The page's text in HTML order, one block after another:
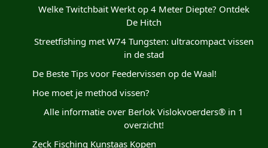
Welke Twitchbait Werkt op 4 Meter Diepte? Ontdek
De Hitch
Streetfishing met W74 Tungsten: ultracompact vissen
in de stad
De Beste Tips voor Feedervissen op de Waal!
Hoe moet je method vissen?
Alle informatie over Berlok Vislokvoerders® in 1
overzicht!
Zeck Fisching Kunstaas Kopen